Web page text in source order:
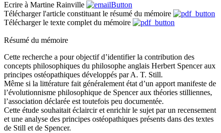
Ecrire à Martine Rainville
Télécharger l'article constituant le résumé du mémoire
Télécharger le texte complet du mémoire
Résumé du mémoire
Cette recherche a pour objectif d’identifier la contribution des
concepts philosophiques du philosophe anglais Herbert Spencer aux
principes ostéopathiques développés par A. T. Still.
Même si la littérature fait généralement état d’un apport manifeste de
l’évolutionnisme philosophique de Spencer aux théories stilliennes,
l’association déclarée est toutefois peu documentée.
Cette étude souhaitait éclaircir et enrichir le sujet par un recensement
et une analyse des principes ostéopathiques présents dans des textes
de Still et de Spencer.